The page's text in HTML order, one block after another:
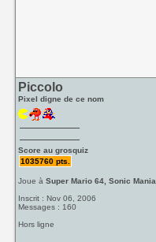
Piccolo
Pixel digne de ce nom
Score au grosquiz
1035760 pts.
Joue àSuper Mario 64, Sonic Mania
Inscrit : Nov 06, 2006
Messages : 160
Hors ligne